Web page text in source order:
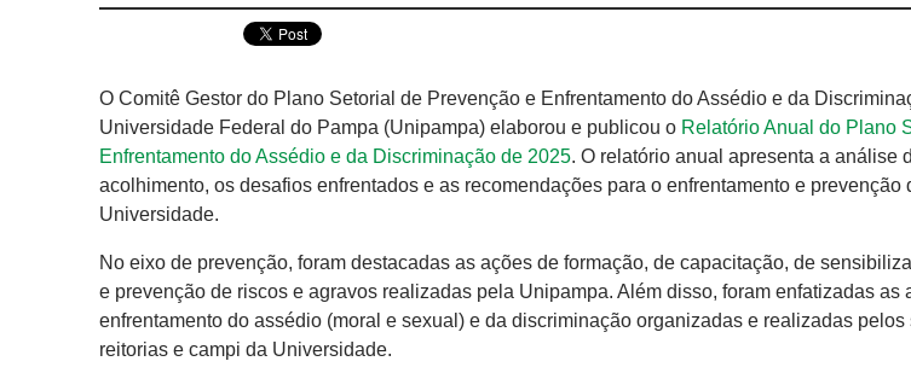
O Comitê Gestor do Plano Setorial de Prevenção e Enfrentamento do Assédio e da
Universidade Federal do Pampa (Unipampa) elaborou e publicou o Relatório Anual do Plano
Enfrentamento do Assédio e da Discriminação de 2025. O relatório anual apresenta a análise
acolhimento, os desafios enfrentados e as recomendações para o enfrentamento e prevenção
Universidade.
No eixo de prevenção, foram destacadas as ações de formação, de capacitação, de
e prevenção de riscos e agravos realizadas pela Unipampa. Além disso, foram enfatizadas as
enfrentamento do assédio (moral e sexual) e da discriminação organizadas e realizadas
reitorias e campi da Universidade.